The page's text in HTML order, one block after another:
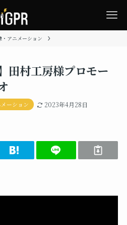
・アニメーション
田村工房様プロモー
ーション
2023年4月28日